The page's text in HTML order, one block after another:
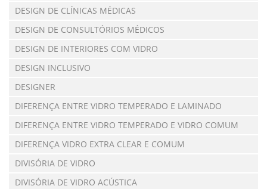
DESIGN DE CLÍNICAS MÉDICAS
DESIGN DE CONSULTÓRIOS MÉDICOS
DESIGN DE INTERIORES COM VIDRO
DESIGN INCLUSIVO
DESIGNER
DIFERENÇA ENTRE VIDRO TEMPERADO E LAMINADO
DIFERENÇA ENTRE VIDRO TEMPERADO E VIDRO COMUM
DIFERENÇA VIDRO EXTRA CLEAR E COMUM
DIVISÓRIA DE VIDRO
DIVISÓRIA DE VIDRO ACÚSTICA